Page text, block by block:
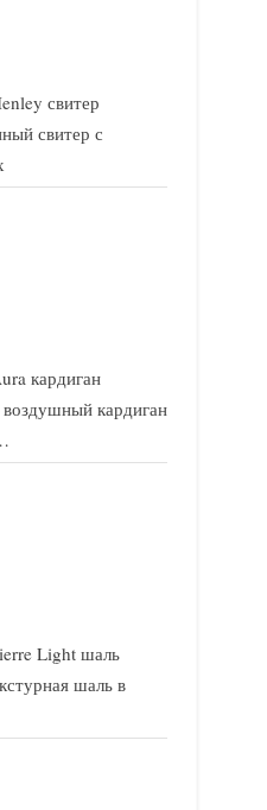
свитер
свитер с
кардиган
кардиган
Light шаль
шаль в